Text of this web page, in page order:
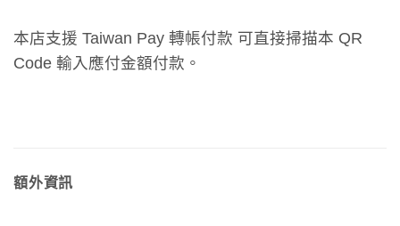
本店支援 Taiwan Pay 轉帳付款 可直接掃描本 QR
Code 輸入應付金額付款。
額外資訊